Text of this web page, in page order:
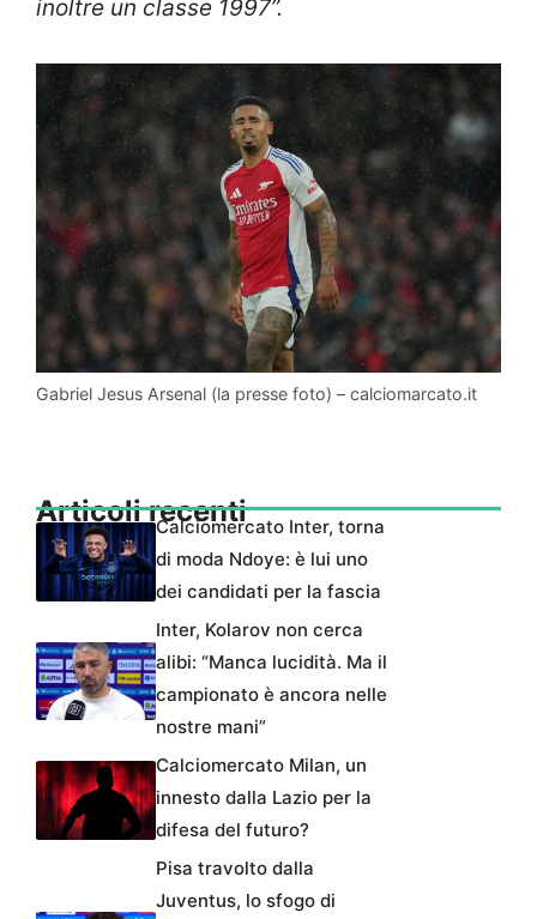
inoltre un classe 1997”.
Gabriel Jesus Arsenal (la presse foto) – calciomarcato.it
Articoli recentiCalciomercato Inter, torna
di moda Ndoye: è lui uno
dei candidati per la fascia
Inter, Kolarov non cerca
alibi: “Manca lucidità. Ma il
campionato è ancora nelle
nostre mani”
Calciomercato Milan, un
innesto dalla Lazio per la
difesa del futuro?
Pisa travolto dalla
Juventus, lo sfogo di